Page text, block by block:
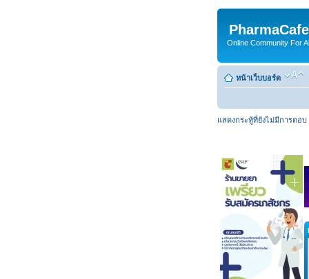
Online Community For
หน้าเว็บบอร์ด
แสดงกระทู้ที่ยังไม่มีการตอบ